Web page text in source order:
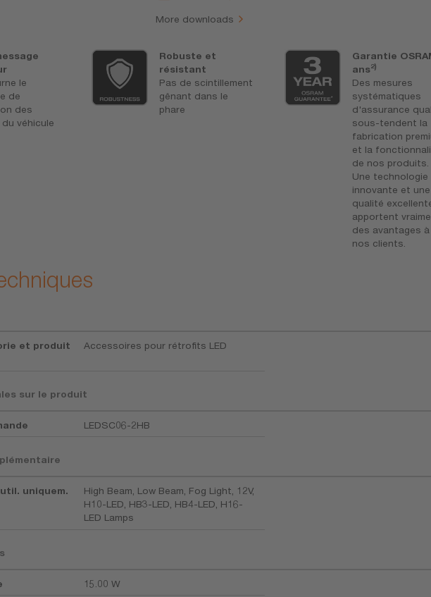
More downloads
le
de
des
véhicule
Robuste et
résistant
Pas de scintillement
gênant dans le
phare
Garantie
ans2)
Des mesures
systématiques
d'assurance
sous-tendent la
fabrication
et la
de nos produits.
Une technologie
innovante et une
qualité
apportent
des avantages à
nos clients.
et produit
Accessoires pour rétrofits LED
sur le produit
LEDSC06-2HB
uniquem.
High Beam, Low Beam, Fog Light, 12V,
H10-LED, HB3-LED, HB4-LED, H16-
LED Lamps
15.00 W